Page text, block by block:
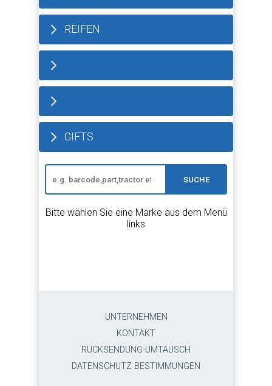
REIFEN
GIFTS
SUCHE
Bitte wählen Sie eine Marke aus dem Menü
links
UNTERNEHMEN
KONTAKT
RÜCKSENDUNG-UMTAUSCH
DATENSCHUTZ BESTIMMUNGEN